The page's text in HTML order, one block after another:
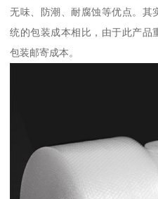
无味、防潮、耐腐蚀等优点。其
统的包装成本相比，由于此产品
包装邮寄成本。